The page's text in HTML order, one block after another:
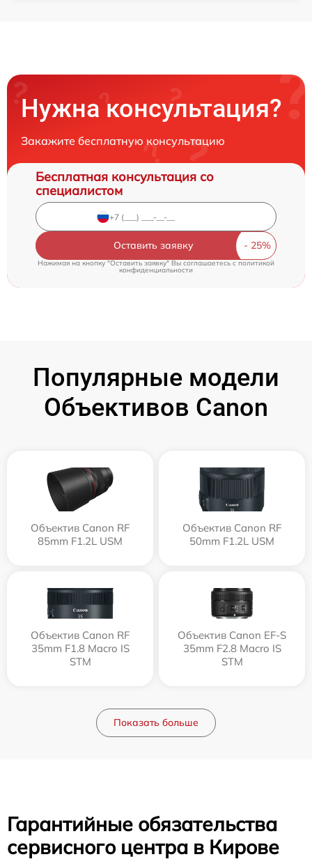
Нужна консультация?
Закажите бесплатную консультацию
Бесплатная консультация со
специалистом
Оставить заявку
Нажимая на кнопку "Оставить заявку" Вы соглашаетесь cполитикой
конфиденциальности
Популярные модели
Объективов Canon
Объектив Canon RF
85mm F1.2L USM
Объектив Canon RF
50mm F1.2L USM
Объектив Canon RF
35mm F1.8 Macro IS
STM
Объектив Canon EF-S
35mm F2.8 Macro IS
STM
Показать больше
Гарантийные обязательства
сервисного центра в Кирове